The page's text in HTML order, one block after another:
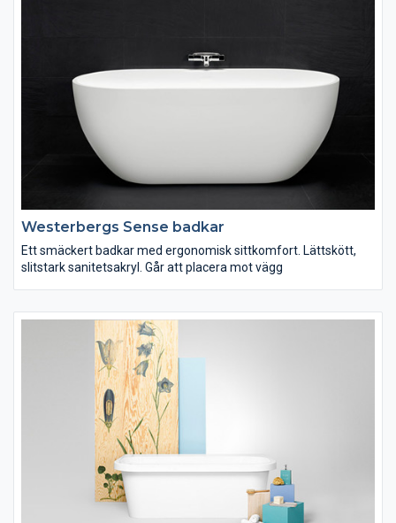
Westerbergs Sense badkar
Ett smäckert badkar med ergonomisk sittkomfort. Lättskött,
slitstark sanitetsakryl. Går att placera mot vägg